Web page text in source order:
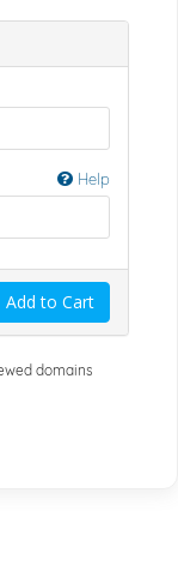
Help
Add to Cart
domains